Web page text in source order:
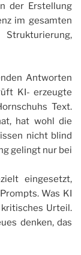
der Erstellung
im gesamten
Antworten
KI- erzeugte
Text.
hat wohl die
nicht blind
gelingt nur bei
eingesetzt,
Was KI
Urteil.
denken, das